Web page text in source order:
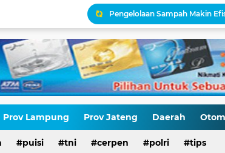
Solusi Tuntas Atasi Persoalan
Menyoal Tembok Zionis Israel
Edukasi Profil dan Lokasi
Edukasi Pembuatan QRIS
Kepatuhan Pajak Serasa
Generasi Emas Lahir dari
Seragam untuk Pajak: Saat
Prov Lampung Prov Jateng Daerah
puisi tni cerpen polri tips